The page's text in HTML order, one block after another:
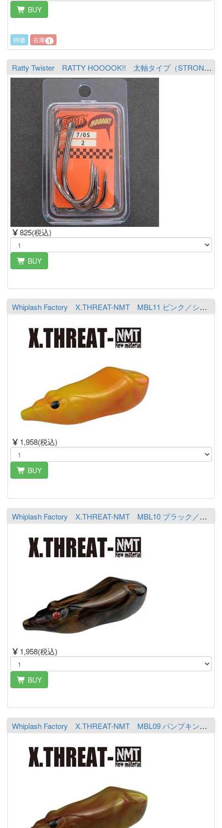
BUY
特価 在庫 1
Ratty Twister RATTY HOOOOK!! 太軸タイプ（STRONG） 7/0S
825(税込)
BUY
Whiplash Factory X.THREAT-NMT MBL11 ピンク／シャルトリューズ
1,958(税込)
BUY
Whiplash Factory X.THREAT-NMT MBL10 ブラック／パンプキン
1,958(税込)
BUY
Whiplash Factory X.THREAT-NMT MBL09 パンプキン／シャルトリューズ